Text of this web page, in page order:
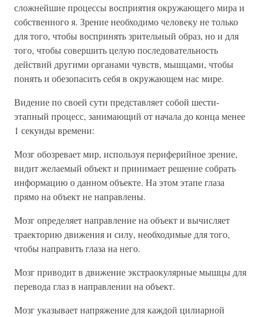
сложнейшие процессы восприятия окружающего мира и
собственного я. Зрение необходимо человеку не только
для того, чтобы воспринять зрительный образ, но и для
того, чтобы совершить целую последовательность
действий другими органами чувств, мышцами, чтобы
понять и обезопасить себя в окружающем нас мире.
Видение по своей сути представляет собой шести-
этапный процесс, занимающий от начала до конца менее
1 секунды времени:
Мозг обозревает мир, используя периферийное зрение,
видит желаемый объект и принимает решение собрать
информацию о данном объекте. На этом этапе глаза
прямо на объект не направлены.
Мозг определяет направление на объект и вычисляет
траекторию движения и силу, необходимые для того,
чтобы направить глаза на него.
Мозг приводит в движение экстраокулярные мышцы для
перевода глаз в направлении на объект.
Мозг указывает напряжение для каждой цилиарной